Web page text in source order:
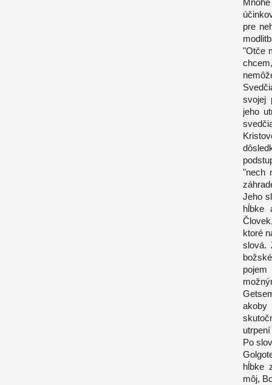
pre
"Otče
svojej
jeho
"nech
Jeho
hĺbke
ktoré
slová.
Po
hĺbke
môj,